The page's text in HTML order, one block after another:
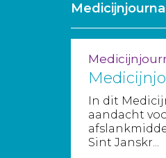
In dit
aandacht
Sint Janskr...